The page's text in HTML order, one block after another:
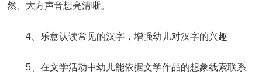
然、大方声音想亮清晰。
4、乐意认读常见的汉字，增强幼儿对汉字的兴趣
5、在文学活动中幼儿能依据文学作品的想象线索联系